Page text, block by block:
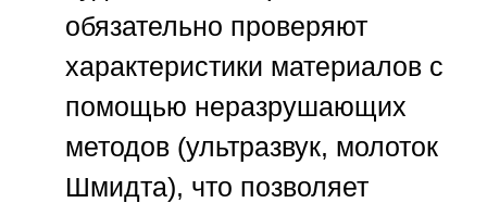
обязательно проверяют
характеристики материалов с
помощью неразрушающих
методов (ультразвук, молоток
Шмидта), что позволяет